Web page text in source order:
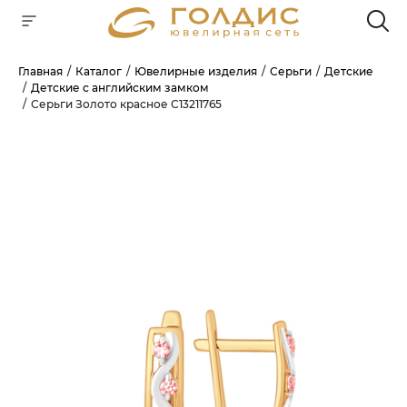
Главная Каталог Ювелирные изделия Серьги
Детские
Детские с английским замком
Серьги Золото красное С13211765
Для клиентов всех банков